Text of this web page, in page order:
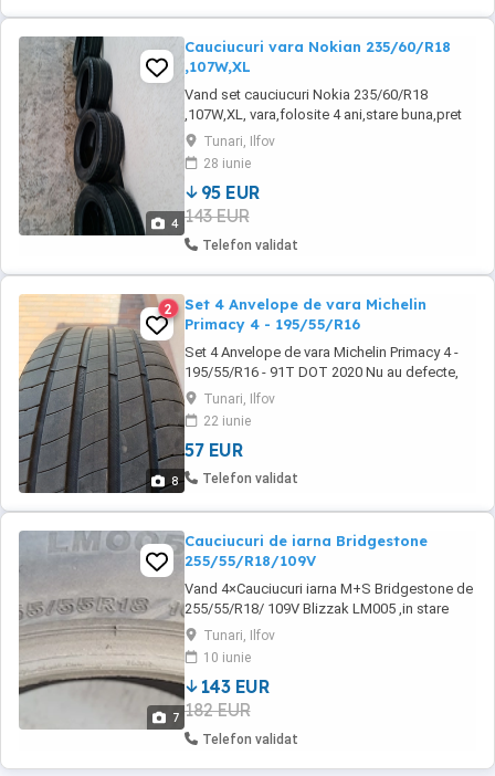
4
Cauciucuri vara Nokian 235/60/R18
,107W,XL
Vand set cauciucuri Nokia 235/60/R18
,107W,XL, vara,folosite 4 ani,stare buna,pret
set 500 ron ,fix. Nu trimit prin curier,se pot
vedea/lua din Tunari,Ilfov.
Tunari, Ilfov
28 iunie
95 EUR
143 EUR
Telefon validat
8
2
Set 4 Anvelope de vara Michelin
Primacy 4 - 195/55/R16
Set 4 Anvelope de vara Michelin Primacy 4 -
195/55/R16 - 91T DOT 2020 Nu au defecte,
petice sau snururi Se vand doar la set
Ridicare din com. Tunari Pretul este pe set 4
bucati.
Tunari, Ilfov
22 iunie
57 EUR
Telefon validat
7
Cauciucuri de iarna Bridgestone
255/55/R18/109V
Vand 4×Cauciucuri iarna M+S Bridgestone de
255/55/R18/ 109V Blizzak LM005 ,in stare
buna,folosite 5 sezoane. Se vand doar 4 ,nu
vand la bucata. Pretul este fix si este pentru
toate 4.
Tunari, Ilfov
10 iunie
143 EUR
182 EUR
Telefon validat